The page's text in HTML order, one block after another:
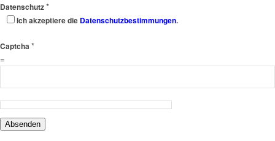
Datenschutz*
Ich akzeptiere die Datenschutzbestimmungen.
Captcha *
=
Absenden